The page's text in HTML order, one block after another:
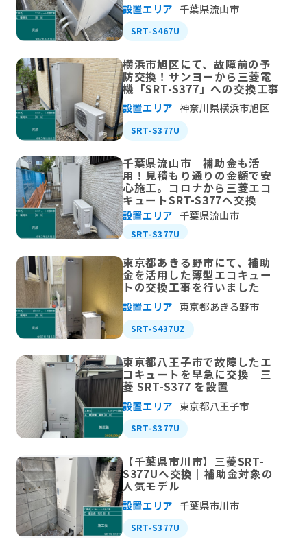
設置エリア 千葉県流山市
SRT-S467U
横浜市旭区にて、故障前の予
防交換！サンヨーから三菱電
機「SRT-S377」への交換工事
設置エリア 神奈川県横浜市旭区
SRT-S377U
千葉県流山市｜補助金も活
用！見積もり通りの金額で安
心施工。コロナから三菱エコ
キュートSRT-S377へ交換
設置エリア 千葉県流山市
SRT-S377U
東京都あきる野市にて、補助
金を活用した薄型エコキュー
トの交換工事を行いました
設置エリア 東京都あきる野市
SRT-S437UZ
東京都八王子市で故障したエ
コキュートを早急に交換｜三
菱 SRT-S377 を設置
設置エリア 東京都八王子市
SRT-S377U
【千葉県市川市】三菱SRT-
S377Uへ交換｜補助金対象の
人気モデル
設置エリア 千葉県市川市
SRT-S377U